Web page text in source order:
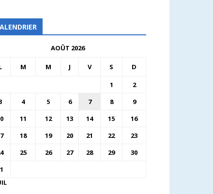
AOÛT 2026
M M J V S D
1
2
4 5 6 7 8
9
11 12 13 14 15
16
18 19 20 21 22
23
25 26 27 28 29
30